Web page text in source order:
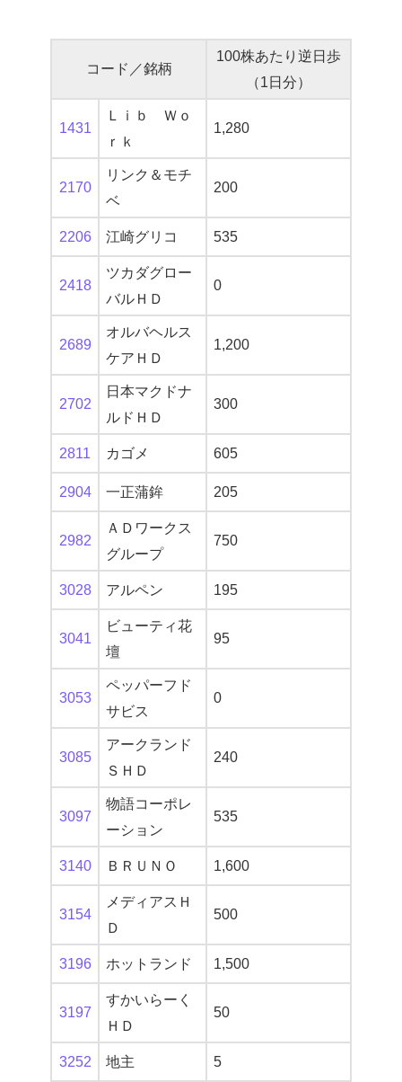
コード／銘柄
100株あたり逆日歩
（1日分）
1431
Ｌｉｂ Ｗｏ
ｒｋ
1,280
2170
リンク＆モチ
ベ
200
2206 江崎グリコ 535
2418
ツカダグロー
バルＨＤ
0
2689
オルバヘルス
ケアＨＤ
1,200
2702
日本マクドナ
ルドＨＤ
300
2811 カゴメ 605
2904 一正蒲鉾 205
2982
ＡＤワークス
グループ
750
3028 アルペン 195
3041
ビューティ花
壇
95
3053
ペッパーフド
サビス
0
3085
アークランド
ＳＨＤ
240
3097
物語コーポレ
ーション
535
3140 ＢＲＵＮＯ 1,600
3154
メディアスＨ
Ｄ
500
3196 ホットランド 1,500
3197
すかいらーく
ＨＤ
50
3252 地主 5